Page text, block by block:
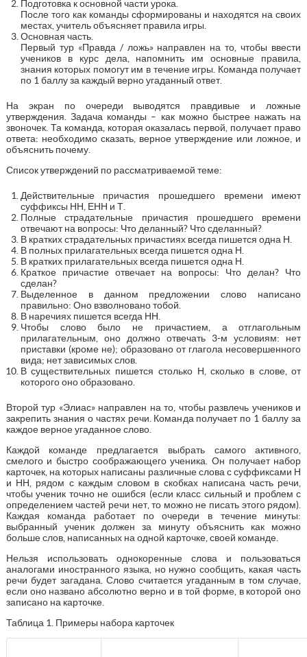
Подготовка к основной части урока.
После того как команды сформированы и находятся на своих
местах, учитель объясняет правила игры.
Основная часть.
Первый тур «Правда / ложь» направлен на то, чтобы ввести
учеников в курс дела, напомнить им основные правила,
знания которых помогут им в течение игры. Команда получает
по 1 баллу за каждый верно угаданный ответ.
На экран по очереди выводятся правдивые и ложные
утверждения. Задача команды – как можно быстрее нажать на
звоночек. Та команда, которая оказалась первой, получает право
ответа: необходимо сказать, верное утверждение или ложное, и
объяснить почему.
Список утверждений по рассматриваемой теме:
Действительные причастия прошедшего времени имеют
суффиксы НН, ЕНН и Т.
Полные страдательные причастия прошедшего времени
отвечают на вопросы: Что деланный? Что сделанный?
В кратких страдательных причастиях всегда пишется одна Н.
В полных прилагательных всегда пишется одна Н.
В кратких прилагательных всегда пишется одна Н.
Краткое причастие отвечает на вопросы: Что делан? Что
сделан?
Выделенное в данном предложении слово написано
правильно: Оно взволновано тобой.
В наречиях пишется всегда НН.
Чтобы слово было не причастием, а отглагольным
прилагательным, оно должно отвечать 3-м условиям: нет
приставки (кроме не); образовано от глагола несовершенного
вида; нет зависимых слов.
В существительных пишется столько Н, сколько в слове, от
которого оно образовано.
Второй тур «Элиас» направлен на то, чтобы развлечь учеников и
закрепить знания о частях речи. Команда получает по 1 баллу за
каждое верное угаданное слово.
Каждой команде предлагается выбрать самого активного,
смелого и быстро соображающего ученика. Он получает набор
карточек, на которых написаны различные слова с суффиксами Н
и НН, рядом с каждым словом в скобках написана часть речи,
чтобы ученик точно не ошибся (если класс сильный и проблем с
определением частей речи нет, то можно не писать этого рядом).
Каждая команда работает по очереди в течение минуты:
выбранный ученик должен за минуту объяснить как можно
больше слов, написанных на одной карточке, своей команде.
Нельзя использовать однокоренные слова и пользоваться
аналогами иностранного языка, но нужно сообщить, какая часть
речи будет загадана. Слово считается угаданным в том случае,
если оно названо абсолютно верно и в той форме, в которой оно
записано на карточке.
Таблица 1. Примеры набора карточек